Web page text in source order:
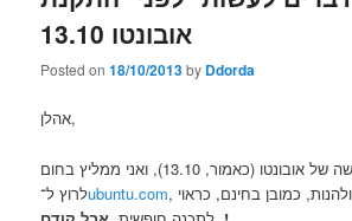
אובונטו 13.10
Posted on18/10/2013by Ddorda
אהלן,
יצאה היום גרסה חדשה של אובונטו (כאמור, 13.10), ואני ממליץ בחום
לרוץ ל־ubuntu.com, להוריד, להתקין ולהנות, כמובן בחינם, כראוי